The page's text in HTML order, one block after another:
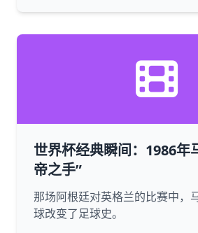
世界杯经典瞬间：1986年
帝之手”
那场阿根廷对英格兰的比赛中，
球改变了足球史。